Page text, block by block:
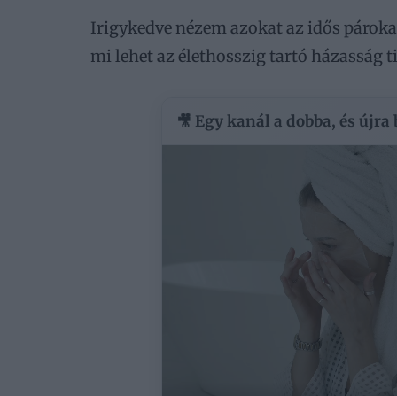
Irigykedve nézem azokat az idős
mi lehet az élethosszig tartó házasság
🎥 Egy kanál a dobba, és